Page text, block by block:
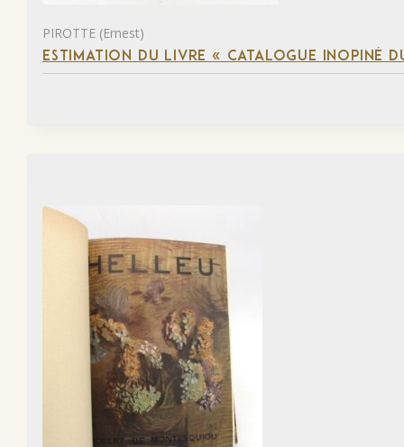
PIROTTE (Ernest)
ESTIMATION DU LIVRE « CATALOGUE INOPINÉ